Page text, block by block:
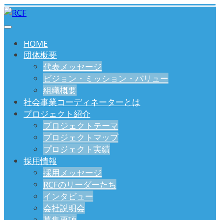
HOME
団体概要
代表メッセージ
ビジョン・ミッション・バリュー
組織概要
社会事業コーディネーターとは
プロジェクト紹介
プロジェクトテーマ
プロジェクトマップ
プロジェクト実績
採用情報
採用メッセージ
RCFのリーダーたち
インタビュー
会社説明会